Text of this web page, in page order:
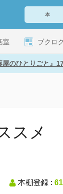
室 ブクロ
屋のひとりごと』
スメ
本棚登録 :